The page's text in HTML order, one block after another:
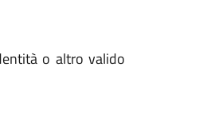
o altro valido